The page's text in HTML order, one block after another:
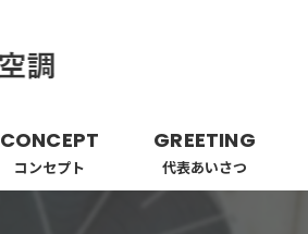
CONCEPT
コンセプト
GREETING
代表あいさつ